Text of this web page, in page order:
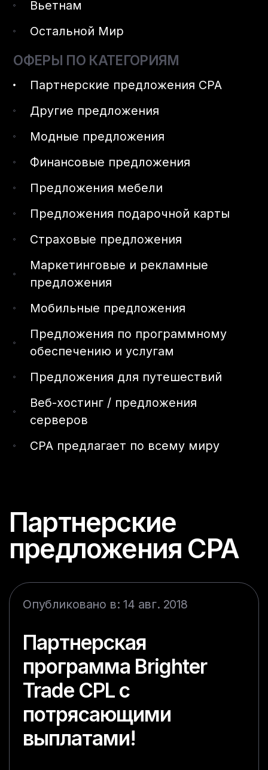
Вьетнам
Остальной Мир
ОФЕРЫ ПО КАТЕГОРИЯМ
Партнерские предложения CPA
Другие предложения
Модные предложения
Финансовые предложения
Предложения мебели
Предложения подарочной карты
Страховые предложения
Маркетинговые и рекламные
предложения
Мобильные предложения
Предложения по программному
обеспечению и услугам
Предложения для путешествий
Веб-хостинг / предложения
серверов
CPA предлагает по всему миру
Партнерские
предложения CPA
Опубликовано в: 14 авг. 2018
Партнерская
программа Brighter
Trade CPL с
потрясающими
выплатами!